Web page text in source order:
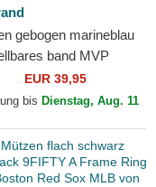
gebogen marineblau
band MVP
Script Shot der
Red Sox MLB von...
EUR 39,95
bis Dienstag, Aug. 11